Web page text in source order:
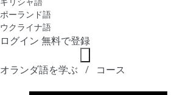
ポーランド語
ウクライナ語
ログイン 無料で登録
オランダ語を学ぶ コース